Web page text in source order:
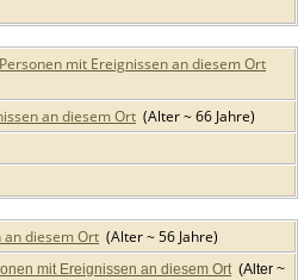
(Alter ~ 66 Jahre)
(Alter ~ 56 Jahre)
(Alter ~